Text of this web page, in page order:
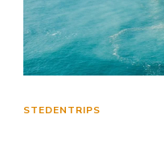
STEDENTRIPS